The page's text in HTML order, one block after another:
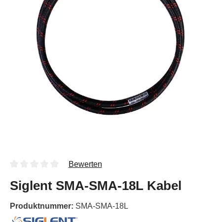
Bewerten
Siglent SMA-SMA-18L Kabel
Produktnummer: SMA-SMA-18L